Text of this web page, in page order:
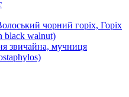
чорний горіх, Горіх
black walnut)
звичайна, мучниця